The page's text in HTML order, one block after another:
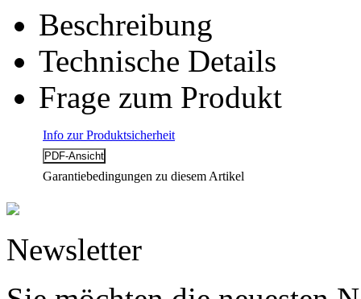
Beschreibung
Technische Details
Frage zum Produkt
Info zur Produktsicherheit
Garantiebedingungen zu diesem Artikel
Newsletter